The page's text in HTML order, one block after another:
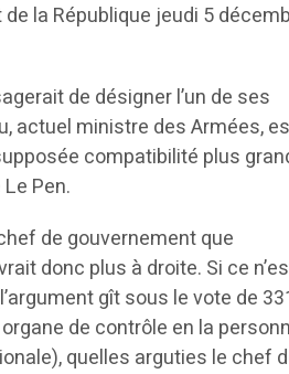
la République jeudi 5
de désigner l’un de ses
actuel ministre des Armées,
compatibilité plus
Pen.
de gouvernement que
donc plus à droite. Si ce
gît sous le vote de
de contrôle en la
quelles arguties le chef